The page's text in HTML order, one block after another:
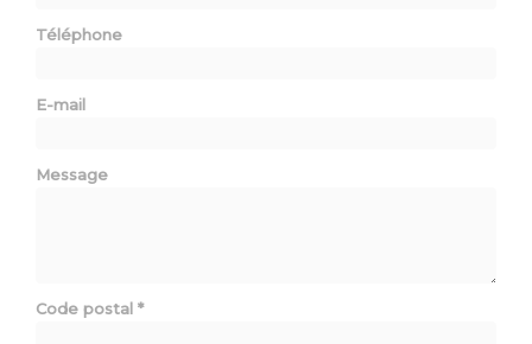
Téléphone
E-mail
Message
Code postal *